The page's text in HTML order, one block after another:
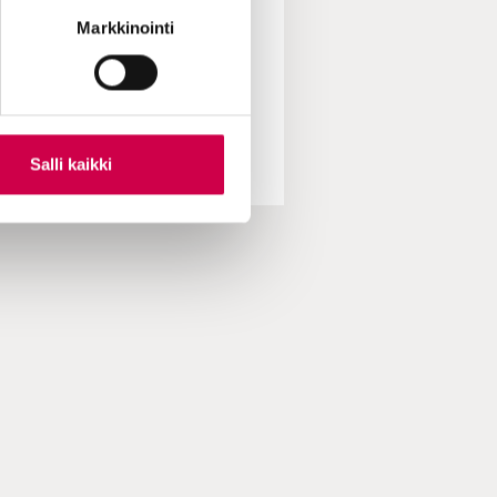
Markkinointi
Salli kaikki
TARINAT | 07.07.2023
Kahdesti siunattu liitto